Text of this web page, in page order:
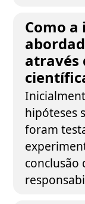
Como
através
hipóteses
foram
conclusão